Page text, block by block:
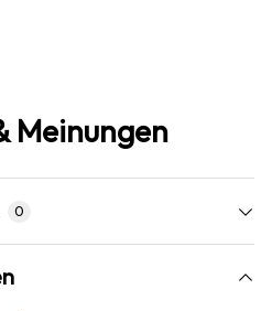
Meinungen
0